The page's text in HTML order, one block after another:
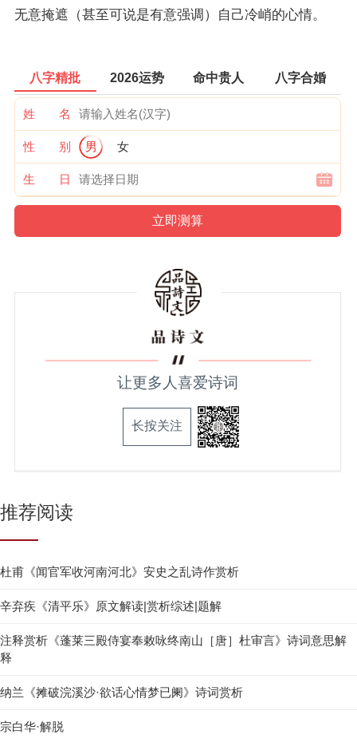
无意掩遮（甚至可说是有意强调）自己冷峭的心情。
八字精批 2026运势 命中贵人 八字合婚
姓 名
性 别 男 女
生 日
让更多人喜爱诗词
长按关注
推荐阅读
杜甫《闻官军收河南河北》安史之乱诗作赏析
辛弃疾《清平乐》原文解读|赏析综述|题解
注释赏析《蓬莱三殿侍宴奉敕咏终南山［唐］杜审言》诗词意思解
释
纳兰《摊破浣溪沙·欲话心情梦已阑》诗词赏析
宗白华·解脱